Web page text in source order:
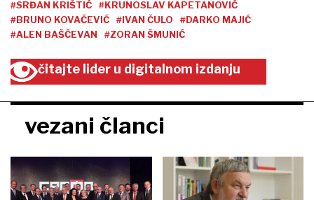
#SRĐAN KRIŠTIĆ
#KRUNOSLAV KAPETANOVIĆ
#BRUNO KOVAČEVIĆ
#IVAN ČULO
#DARKO MAJIĆ
#ALEN BAŠČEVAN
#ZORAN ŠMUNIĆ
čitajte lider u digitalnom izdanju
vezani članci